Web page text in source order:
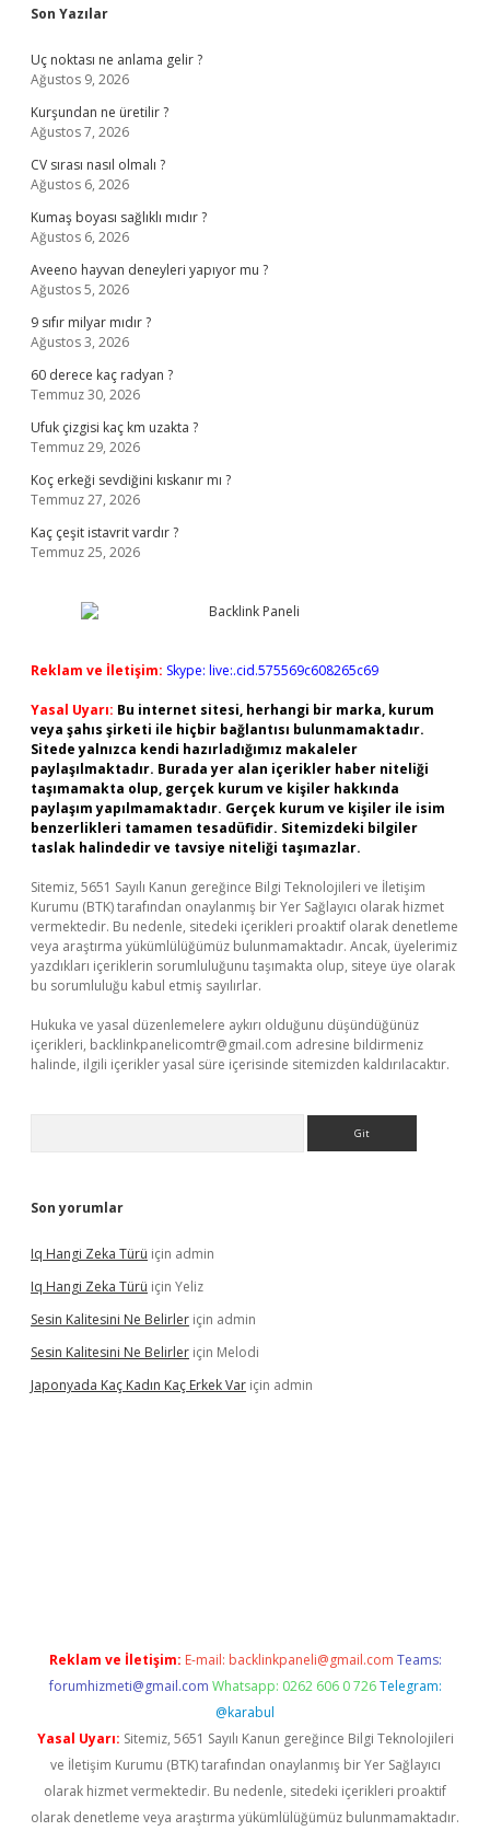
Sidebar
Son Yazılar
Uç noktası ne anlama gelir ?
Ağustos 9, 2026
Kurşundan ne üretilir ?
Ağustos 7, 2026
CV sırası nasıl olmalı ?
Ağustos 6, 2026
Kumaş boyası sağlıklı mıdır ?
Ağustos 6, 2026
Aveeno hayvan deneyleri yapıyor mu ?
Ağustos 5, 2026
9 sıfır milyar mıdır ?
Ağustos 3, 2026
60 derece kaç radyan ?
Temmuz 30, 2026
Ufuk çizgisi kaç km uzakta ?
Temmuz 29, 2026
Koç erkeği sevdiğini kıskanır mı ?
Temmuz 27, 2026
Kaç çeşit istavrit vardır ?
Temmuz 25, 2026
Reklam ve İletişim: Skype: live:.cid.575569c608265c69
Yasal Uyarı: Bu internet sitesi, herhangi bir marka, kurum
veya şahıs şirketi ile hiçbir bağlantısı bulunmamaktadır.
Sitede yalnızca kendi hazırladığımız makaleler
paylaşılmaktadır. Burada yer alan içerikler haber niteliği
taşımamakta olup, gerçek kurum ve kişiler hakkında
paylaşım yapılmamaktadır. Gerçek kurum ve kişiler ile isim
benzerlikleri tamamen tesadüfidir. Sitemizdeki bilgiler
taslak halindedir ve tavsiye niteliği taşımazlar.
Sitemiz, 5651 Sayılı Kanun gereğince Bilgi Teknolojileri ve İletişim
Kurumu (BTK) tarafından onaylanmış bir Yer Sağlayıcı olarak hizmet
vermektedir. Bu nedenle, sitedeki içerikleri proaktif olarak denetleme
veya araştırma yükümlülüğümüz bulunmamaktadır. Ancak, üyelerimiz
yazdıkları içeriklerin sorumluluğunu taşımakta olup, siteye üye olarak
bu sorumluluğu kabul etmiş sayılırlar.
Hukuka ve yasal düzenlemelere aykırı olduğunu düşündüğünüz
içerikleri, backlinkpanelicomtr@gmail.com adresine bildirmeniz
halinde, ilgili içerikler yasal süre içerisinde sitemizden kaldırılacaktır.
Son yorumlar
Iq Hangi Zeka Türü için admin
Iq Hangi Zeka Türü için Yeliz
Sesin Kalitesini Ne Belirler için admin
Sesin Kalitesini Ne Belirler için Melodi
Japonyada Kaç Kadın Kaç Erkek Var için admin
Reklam ve İletişim: E-mail: backlinkpaneli@gmail.com Teams:
forumhizmeti@gmail.com Whatsapp: 0262 606 0 726 Telegram:
@karabul
Yasal Uyarı: Sitemiz, 5651 Sayılı Kanun gereğince Bilgi Teknolojileri
ve İletişim Kurumu (BTK) tarafından onaylanmış bir Yer Sağlayıcı
olarak hizmet vermektedir. Bu nedenle, sitedeki içerikleri proaktif
olarak denetleme veya araştırma yükümlülüğümüz bulunmamaktadır.